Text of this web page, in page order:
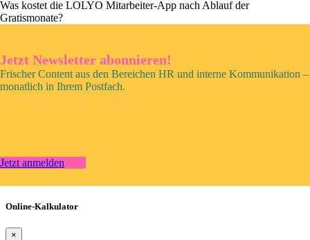
Was kostet die LOLYO Mitarbeiter-App nach Ablauf der
Gratismonate?
Jetzt Newsletter abonnieren!
Frischer Content aus den Bereichen HR und interne Kommunikation –
monatlich in Ihrem Postfach.
Jetzt anmelden
Online-Kalkulator
×